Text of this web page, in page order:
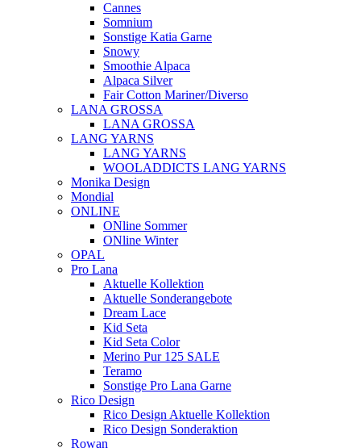
Cannes
Somnium
Sonstige Katia Garne
Snowy
Smoothie Alpaca
Alpaca Silver
Fair Cotton Mariner/Diverso
LANA GROSSA
LANA GROSSA
LANG YARNS
LANG YARNS
WOOLADDICTS LANG YARNS
Monika Design
Mondial
ONLINE
ONline Sommer
ONline Winter
OPAL
Pro Lana
Aktuelle Kollektion
Aktuelle Sonderangebote
Dream Lace
Kid Seta
Kid Seta Color
Merino Pur 125 SALE
Teramo
Sonstige Pro Lana Garne
Rico Design
Rico Design Aktuelle Kollektion
Rico Design Sonderaktion
Rowan